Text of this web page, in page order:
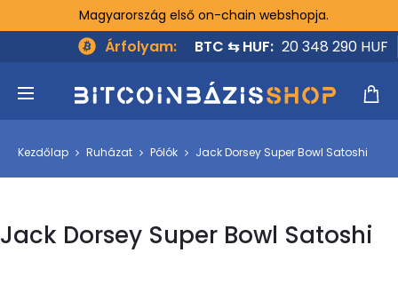
Magyarország első on-chain webshopja.
Árfolyam: BTC ⇆ HUF: 20 348 290 HUF
Kezdőlap Ruházat Pólók Jack Dorsey Super Bowl Satoshi
Jack Dorsey Super Bowl Satoshi